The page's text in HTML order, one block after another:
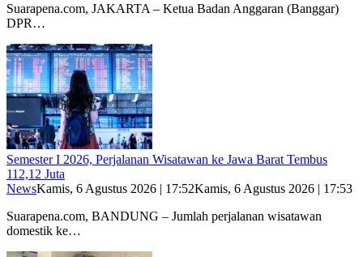
Suarapena.com, JAKARTA – Ketua Badan Anggaran (Banggar)
DPR…
Semester I 2026, Perjalanan Wisatawan ke Jawa Barat Tembus
112,12 Juta
NewsKamis, 6 Agustus 2026 | 17:52Kamis, 6 Agustus 2026 | 17:53
Suarapena.com, BANDUNG – Jumlah perjalanan wisatawan
domestik ke…